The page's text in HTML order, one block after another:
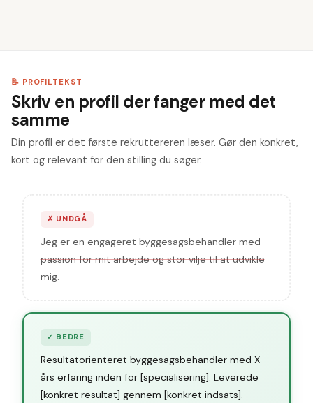
📝 PROFILTEKST
Skriv en profil der fanger med det
samme
Din profil er det første rekruttereren læser. Gør den konkret,
kort og relevant for den stilling du søger.
✗ UNDGÅ
Jeg er en engageret byggesagsbehandler med
passion for mit arbejde og stor vilje til at udvikle
mig.
✓ BEDRE
Resultatorienteret byggesagsbehandler med X
års erfaring inden for [specialisering]. Leverede
[konkret resultat] gennem [konkret indsats].